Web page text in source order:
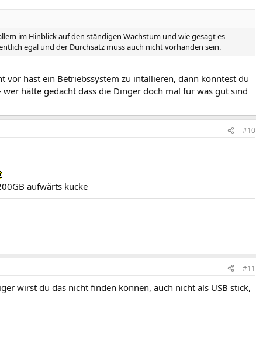
im Hinblick auf den ständigen Wachstum und wie gesagt es
egal und der Durchsatz muss auch nicht vorhanden sein.
vor hast ein Betriebssystem zu intallieren, dann könntest du
wer hätte gedacht dass die Dinger doch mal für was gut sind
#10
aufwärts kucke
#11
wirst du das nicht finden können, auch nicht als USB stick,